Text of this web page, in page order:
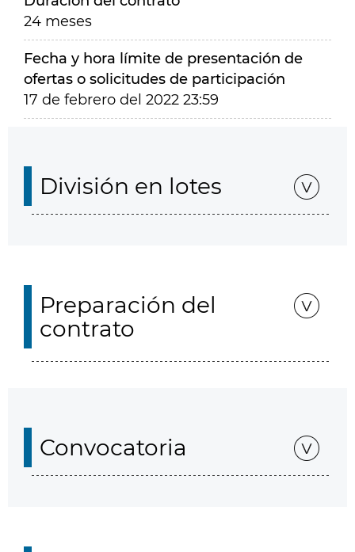
24 meses
Fecha y hora límite de presentación de
ofertas o solicitudes de participación
17 de febrero del 2022 23:59
División en lotes
Preparación del
contrato
Convocatoria